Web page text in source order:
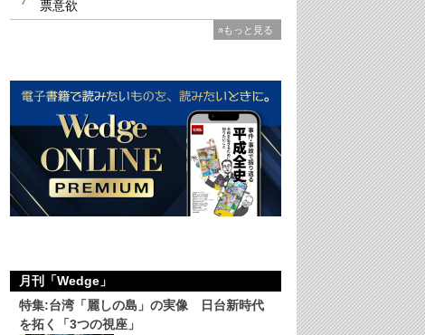
票意欲
»もっと見る
月刊「Wedge」
特集:台湾「麗しの島」の実像 日台新時代
を拓く「3つの視座」